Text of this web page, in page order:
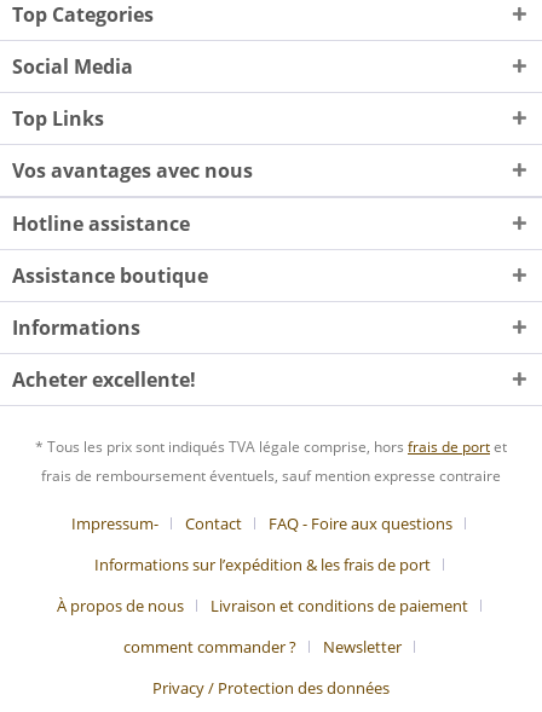
Top Categories
Social Media
Top Links
Vos avantages avec nous
Hotline assistance
Assistance boutique
Informations
Acheter excellente!
* Tous les prix sont indiqués TVA légale comprise, hors frais de portet
frais de remboursement éventuels, sauf mention expresse contraire
Impressum- Contact
FAQ - Foire aux questions
Informations sur l’expédition & les frais de port
À propos de nous
Livraison et conditions de paiement
comment commander ?
Newsletter
Privacy / Protection des données